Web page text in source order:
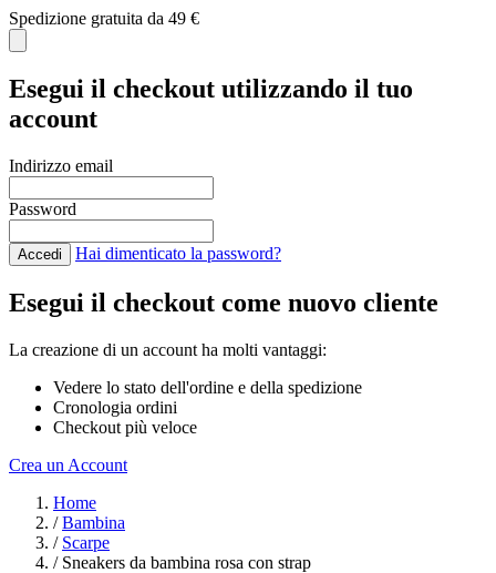
Spedizione gratuita da 49 €
Esegui il checkout utilizzando il tuo
account
Indirizzo email
Password
Accedi Hai dimenticato la password?
Esegui il checkout come nuovo cliente
La creazione di un account ha molti vantaggi:
Vedere lo stato dell'ordine e della spedizione
Cronologia ordini
Checkout più veloce
Crea un Account
Home
/ Bambina
/ Scarpe
/ Sneakers da bambina rosa con strap